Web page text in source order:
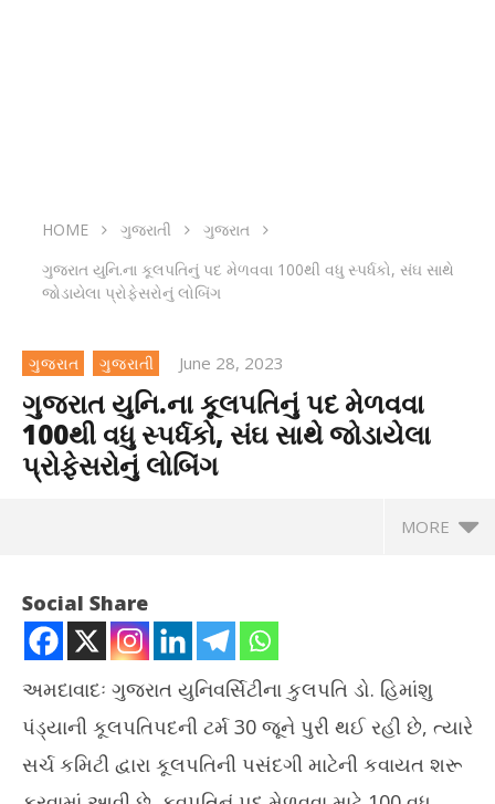
HOME ગુજરાતી
ગુજરાત
ગુજરાત યુનિ.ના કૂલપતિનું પદ મેળવવા 100થી વધુ સ્પર્ધકો, સંઘ સાથે
જોડાયેલા પ્રોફેસરોનું લોબિંગ
ગુજરાત ગુજરાતી June 28, 2023
ગુજરાત યુનિ.ના કૂલપતિનું પદ મેળવવા
100થી વધુ સ્પર્ધકો, સંઘ સાથે જોડાયેલા
પ્રોફેસરોનું લોબિંગ
MORE
જોડાયેલા પ્રોફેસરોનું લોબિંગ
June
28,
2023
Social Share
અમદાવાદઃ ગુજરાત યુનિવર્સિટીના કુલપતિ ડો. હિમાંશુ
પંડ્યાની કૂલપતિપદની ટર્મ 30 જૂને પુરી થઈ રહી છે, ત્યારે
સર્ચ કમિટી દ્વારા કૂલપતિની પસંદગી માટેની કવાયત શરૂ